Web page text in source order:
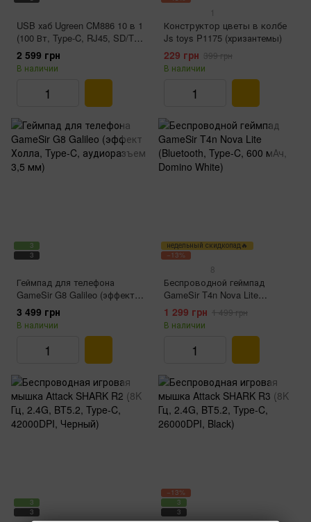
USB хаб Ugreen CM886 10 в 1
(100 Вт, Type-C, RJ45, SD/TF,
HDMI 4K 60Hz)
2 599 грн
В наличии
1
Конструктор цветы в колбе
Js toys P1175 (хризантемы)
229 грн 399 грн
В наличии
3
3
Геймпад для телефона
GameSir G8 Galileo (эффект
Холла, Type-C, аудиоразъем
3,5 мм)
3 499 грн
В наличии
недельный скидкопад🔥
−13%
8
Беспроводной геймпад
GameSir T4n Nova Lite
(Bluetooth, Type-C, 600 мАч,
Domino White)
1 299 грн 1 499 грн
В наличии
3
3
−13%
3
3